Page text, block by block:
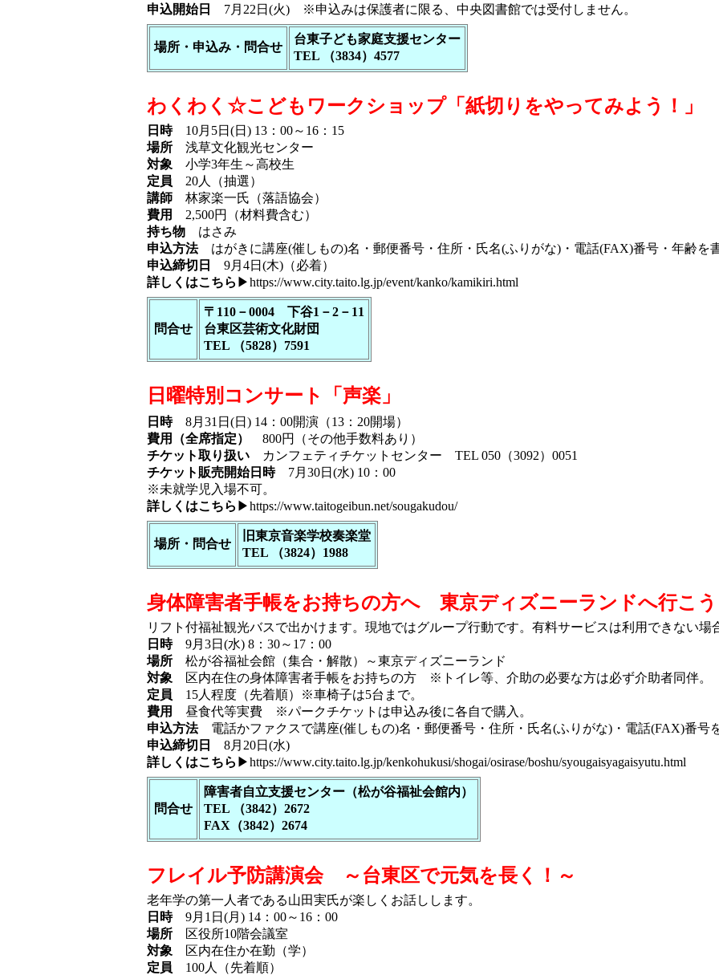
申込開始日
7月22日(火) ※申込みは保護者に限る、中央図書館では受付しません。
場所・申込み・問合せ
台東子ども家庭支援センター
TEL （3834）4577
わくわく☆こどもワークショップ「紙切りをやってみよう！」
日時10月5日(日) 13：00～16：15
場所 浅草文化観光センター
対象 小学3年生～高校生
定員 20人（抽選）
講師 林家楽一氏（落語協会）
費用
2,500円（材料費含む）
持ち物 はさみ
申込方法はがきに講座(催しもの)名・郵便番号・住所・氏名(ふりがな)・電話(FAX)番号・年齢を
申込締切日
9月4日(木)（必着）
詳しくはこちら ▶https://www.city.taito.lg.jp/event/kanko/kamikiri.html
問合せ
〒110－0004 下谷1－2－11
台東区芸術文化財団
TEL （5828）7591
日曜特別コンサート「声楽」
日時8月31日(日) 14：00開演（13：20開場）
費用（全席指定）
800円（その他手数料あり）
チケット取り扱い カンフェティチケットセンター TEL 050（3092）0051
チケット販売開始日時7月30日(水) 10：00
※未就学児入場不可。
詳しくはこちら ▶https://www.taitogeibun.net/sougakudou/
場所・問合せ
旧東京音楽学校奏楽堂
TEL （3824）1988
身体障害者手帳をお持ちの方へ 東京ディズニーランドへ行こう
リフト付福祉観光バスで出かけます。現地ではグループ行動です。有料サービスは利用できない場
日時9月3日(水) 8：30～17：00
場所 松が谷福祉会館（集合・解散）～東京ディズニーランド
対象 区内在住の身体障害者手帳をお持ちの方 ※トイレ等、介助の必要な方は必ず介助者同伴。
定員 15人程度（先着順）※車椅子は5台まで。
費用
昼食代等実費 ※パークチケットは申込み後に各自で購入。
申込方法電話かファクスで講座(催しもの)名・郵便番号・住所・氏名(ふりがな)・電話(FAX)番号
申込締切日
8月20日(水)
詳しくはこちら ▶https://www.city.taito.lg.jp/kenkohukusi/shogai/osirase/boshu/syougaisyagaisyutu.html
問合せ
障害者自立支援センター（松が谷福祉会館内）
TEL （3842）2672
FAX（3842）2674
フレイル予防講演会 ～台東区で元気を長く！～
老年学の第一人者である山田実氏が楽しくお話しします。
日時9月1日(月) 14：00～16：00
場所 区役所10階会議室
対象 区内在住か在勤（学）
定員 100人（先着順）